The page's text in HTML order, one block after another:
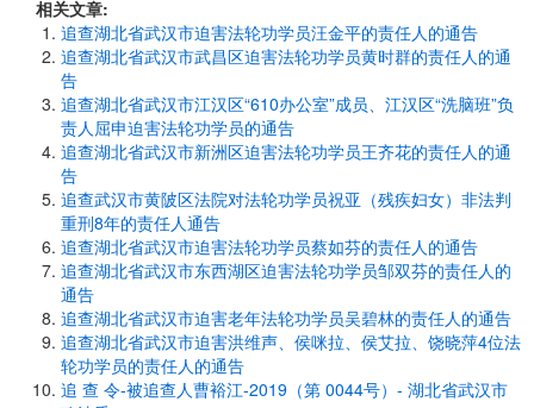
相关文章:
追查湖北省武汉市迫害法轮功学员汪金平的责任人的通告
追查湖北省武汉市武昌区迫害法轮功学员黄时群的责任人的通
告
追查湖北省武汉市江汉区“610办公室”成员、江汉区“洗脑班”负
责人屈申迫害法轮功学员的通告
追查湖北省武汉市新洲区迫害法轮功学员王齐花的责任人的通
告
追查武汉市黄陂区法院对法轮功学员祝亚（残疾妇女）非法判
重刑8年的责任人通告
追查湖北省武汉市迫害法轮功学员蔡如芬的责任人的通告
追查湖北省武汉市东西湖区迫害法轮功学员邹双芬的责任人的
通告
追查湖北省武汉市迫害老年法轮功学员吴碧林的责任人的通告
追查湖北省武汉市迫害洪维声、侯咪拉、侯艾拉、饶晓萍4位法
轮功学员的责任人的通告
追 查 令-被追查人曹裕江-2019（第 0044号）- 湖北省武汉市